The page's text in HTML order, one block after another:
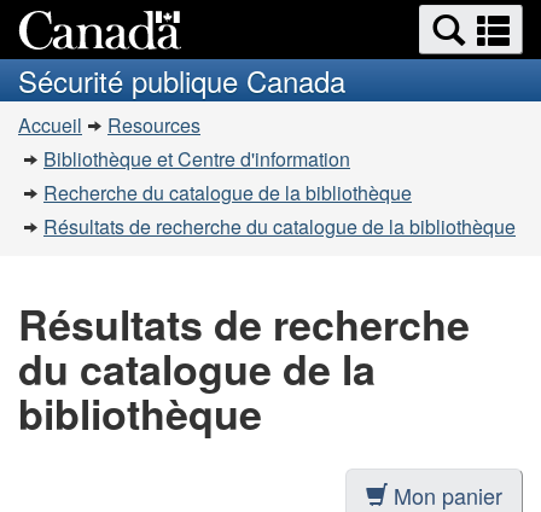
au
contenu
à
la
simplifiée
Recherche
et
menus
et
Sécurité publique Canada
Vous
êtes
ici
Accueil
Resources
Bibliothèque et Centre d'information
Recherche du catalogue de la bibliothèque
Résultats de recherche du catalogue de la bibliothèque
Résultats de recherche
du catalogue de la
bibliothèque
Mon panier